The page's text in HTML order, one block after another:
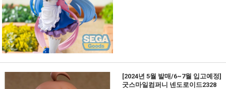
[2024년 5월 발매/6~7월 입고예정]
굿스마일컴퍼니 넨도로이드2328